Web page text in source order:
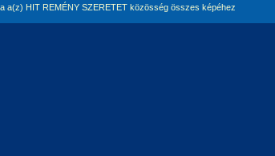
a(z) HIT REMÉNY SZERETET közösség összes képéhez